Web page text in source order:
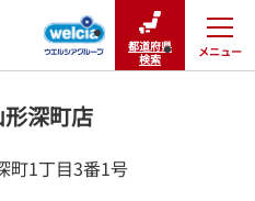
都道府県
検索
メニュー
閉じる
深町店
町1丁目3番1号